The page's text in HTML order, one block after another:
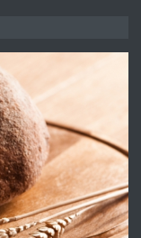
НА ГР.
преди 3 дни